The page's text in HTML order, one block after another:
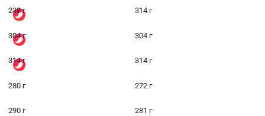
238 г 314 г
304 г 304 г
314 г 314 г
280 г 272 г
290 г 281 г